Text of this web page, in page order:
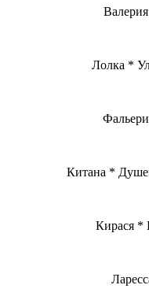
Лолка *
Китана *
Кирася *